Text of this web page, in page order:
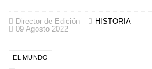
Director de Edición
HISTORIA
09 Agosto 2022
EL MUNDO